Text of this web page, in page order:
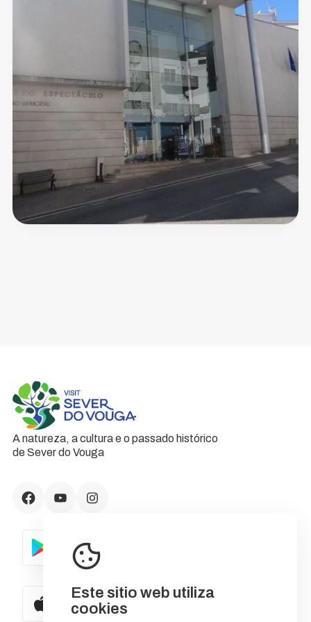
Este sitio web utiliza
cookies
A natureza, a cultura e o passado histórico
de Sever do Vouga